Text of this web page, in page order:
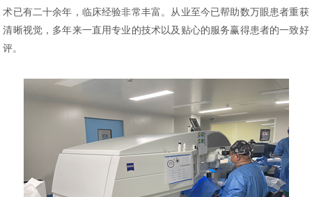
术已有二十余年，临床经验非常丰富。从业至今已帮助数万眼患者重获
清晰视觉，多年来一直用专业的技术以及贴心的服务赢得患者的一致好
评。